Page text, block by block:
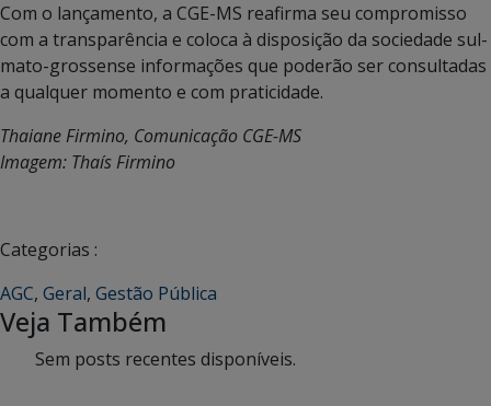
Com o lançamento, a CGE-MS reafirma seu compromisso
com a transparência e coloca à disposição da sociedade sul-
mato-grossense informações que poderão ser consultadas
a qualquer momento e com praticidade.
Thaiane Firmino, Comunicação CGE-MS
Imagem: Thaís Firmino
Categorias :
AGC, Geral, Gestão Pública
Veja Também
Sem posts recentes disponíveis.